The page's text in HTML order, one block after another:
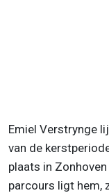
Emiel Verstrynge
van de
plaats in
parcours ligt hem,